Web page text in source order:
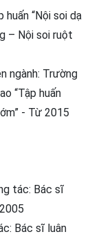
huấn “Nội soi dạ
– Nội soi ruột
ngành: Trường
“Tập huấn
- Từ 2015
tác: Bác sĩ
Bác sĩ luân